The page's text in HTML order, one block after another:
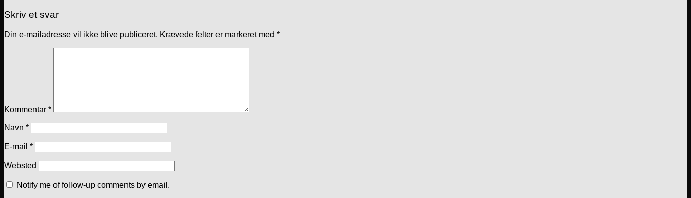
Skriv et svar
Din e-mailadresse vil ikke blive publiceret. Krævede felter er markeret med *
Kommentar *
Navn *
E-mail *
Websted
Notify me of follow-up comments by email.